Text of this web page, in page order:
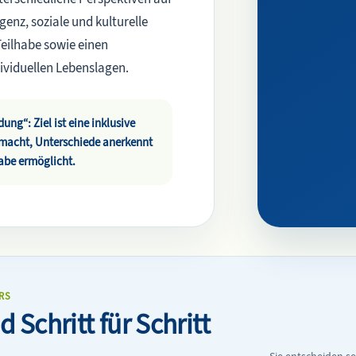
soziale und kulturelle
sowie einen
Lebenslagen.
Ziel ist eine inklusive
Unterschiede anerkennt
ermöglicht.
Schritt für Schritt